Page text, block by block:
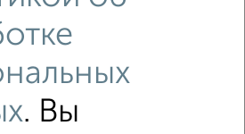
микрорайон
С холодильником
. Вы